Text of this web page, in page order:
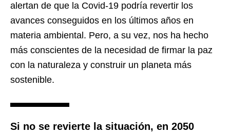
alertan de que la Covid-19 podría revertir los
avances conseguidos en los últimos años en
materia ambiental. Pero, a su vez, nos ha hecho
más conscientes de la necesidad de firmar la paz
con la naturaleza y construir un planeta más
sostenible.
Si no se revierte la situación, en 2050